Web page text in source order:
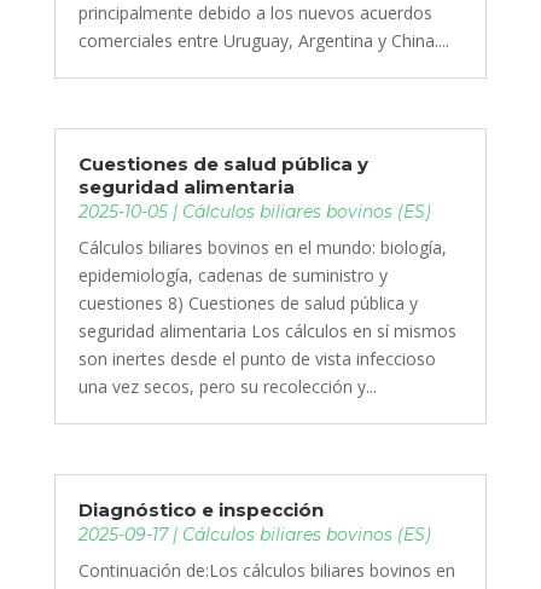
principalmente debido a los nuevos acuerdos
comerciales entre Uruguay, Argentina y China....
Cuestiones de salud pública y
seguridad alimentaria
2025-10-05| Cálculos biliares bovinos (ES)
Cálculos biliares bovinos en el mundo: biología,
epidemiología, cadenas de suministro y
cuestiones 8) Cuestiones de salud pública y
seguridad alimentaria Los cálculos en sí mismos
son inertes desde el punto de vista infeccioso
una vez secos, pero su recolección y...
Diagnóstico e inspección
2025-09-17| Cálculos biliares bovinos (ES)
Continuación de:Los cálculos biliares bovinos en